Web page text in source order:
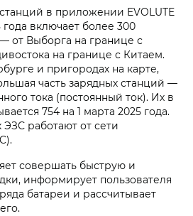
в приложении EVOLUTE
года включает более 300
от Выборга на границе с
на границе с Китаем.
и пригородах на карте,
часть зарядных станций —
тока (постоянный ток). Их в
754 на 1 марта 2025 года.
ЭЗС работают от сети
совершать быструю и
информирует пользователя
батареи и рассчитывает